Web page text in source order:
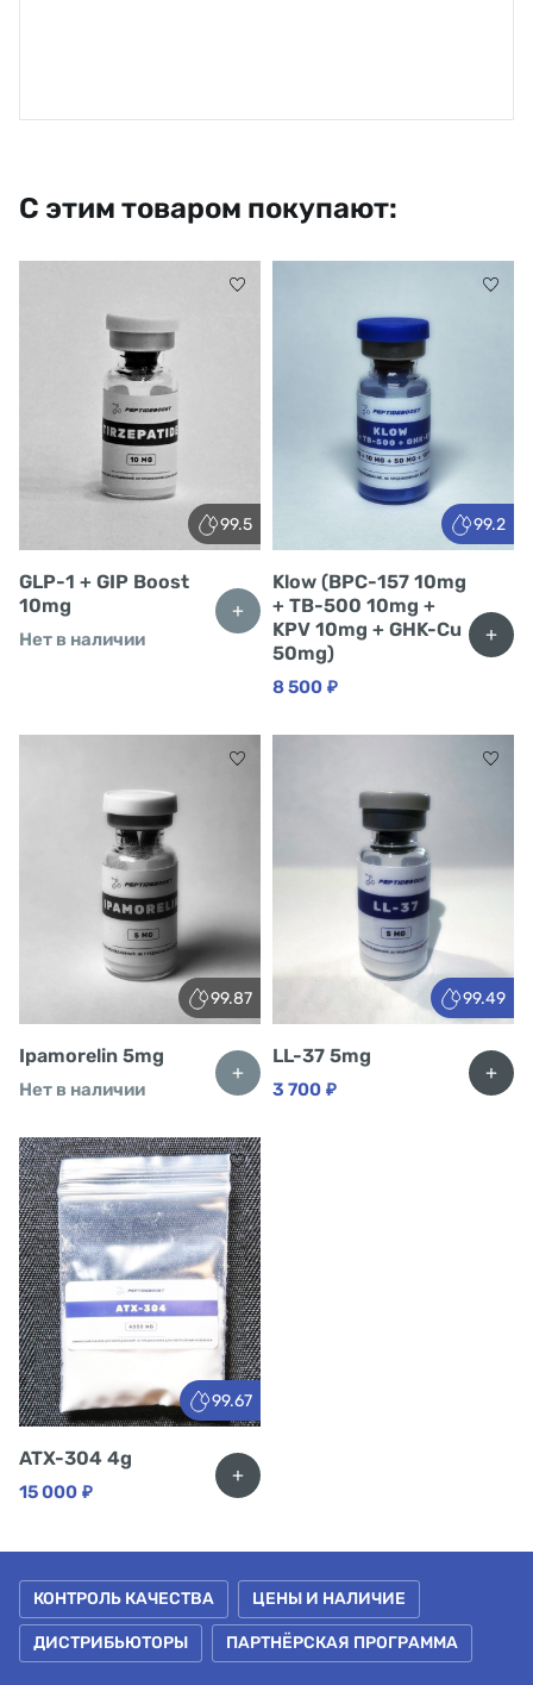
С этим товаром покупают:
99.5
GLP-1 + GIP Boost
10mg
Нет в наличии
+
99.2
Klow (BPC-157 10mg
+ TB-500 10mg +
KPV 10mg + GHK-Cu
50mg)
8 500 ₽
+
99.87
Ipamorelin 5mg
Нет в наличии
+
99.49
LL-37 5mg
3 700 ₽
+
99.67
ATX-304 4g
15 000 ₽
+
КОНТРОЛЬ КАЧЕСТВА ЦЕНЫ И НАЛИЧИЕ
ДИСТРИБЬЮТОРЫ ПАРТНЁРСКАЯ ПРОГРАММА